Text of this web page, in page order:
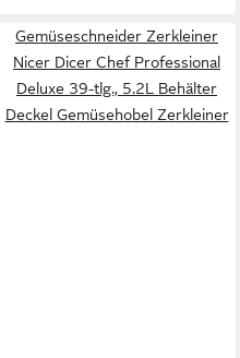
Gemüseschneider Zerkleiner
Nicer Dicer Chef Professional
Deluxe 39-tlg., 5.2L Behälter
Deckel Gemüsehobel Zerkleiner